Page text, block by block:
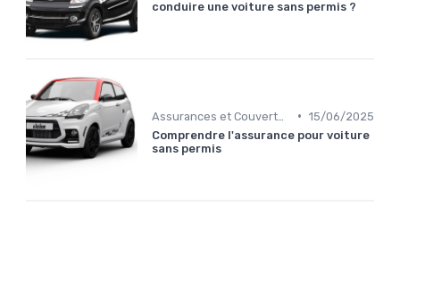
conduire une voiture sans permis ?
• 15/06/2025
Comprendre l'assurance pour voiture
sans permis